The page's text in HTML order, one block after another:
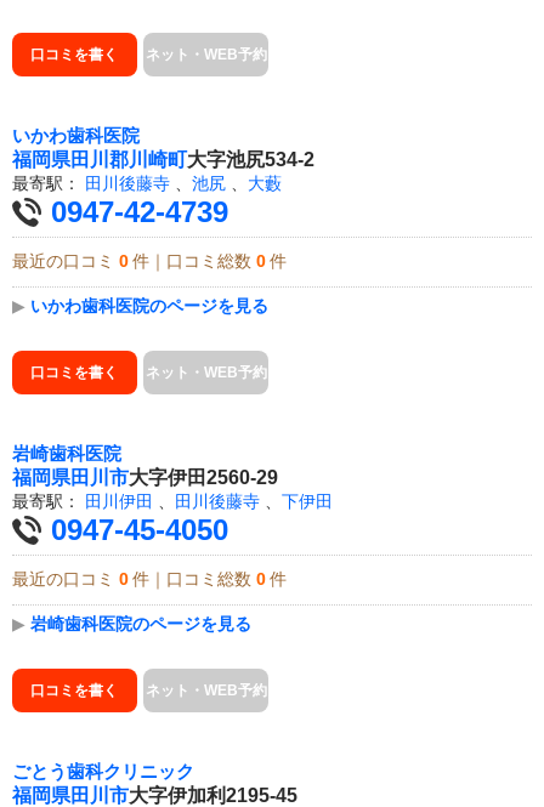
口コミを書く ネット・WEB予約
いかわ歯科医院
福岡県田川郡川崎町大字池尻534-2
最寄駅： 田川後藤寺 池尻 大藪
0947-42-4739
最近の口コミ 0 件｜口コミ総数 0 件
▶ いかわ歯科医院のページを見る
口コミを書く ネット・WEB予約
岩崎歯科医院
福岡県田川市大字伊田2560-29
最寄駅： 田川伊田 田川後藤寺 下伊田
0947-45-4050
最近の口コミ 0 件｜口コミ総数 0 件
▶ 岩崎歯科医院のページを見る
口コミを書く ネット・WEB予約
ごとう歯科クリニック
福岡県田川市大字伊加利2195-45